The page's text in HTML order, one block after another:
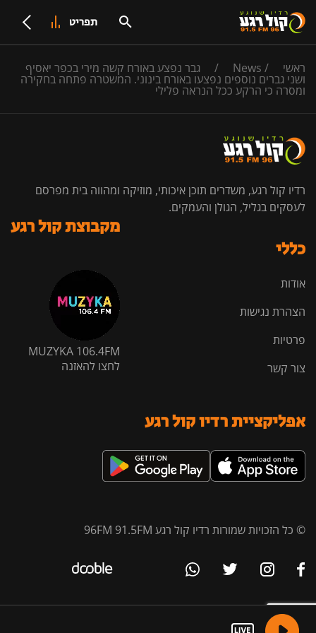
תפריט
ראשי /
News
/ גבר נפצע באורח קשה מירי בכפר יאסיף
ושני גברים נוספים נפצעו באורח בינוני. המשטרה פתחה בחקירה
ומסרה כי הרקע ככל הנראה פלילי
רדיו קול רגע, משדרים תוכן איכותי, מוזיקה ומהווה בית מפרסם
לעסקים בגליל, הגולן והעמקים.
כללי
אודות
הצהרת נגישות
פרטיות
צור קשר
מקבוצת קול רגע
MUZYKA 106.4FM
לחצו להאזנה
אפליקציית רדיו קול רגע
© כל הזכויות שמורות רדיו קול רגע 96FM 91.5FM